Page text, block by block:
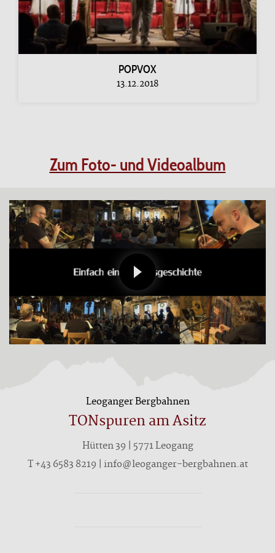
POPVOX
13.12.2018
Zum Foto- und Videoalbum
Leoganger Bergbahnen
TONspuren am Asitz
Hütten 39 | 5771 Leogang
T +43 6583 8219 | info@leoganger-bergbahnen.at